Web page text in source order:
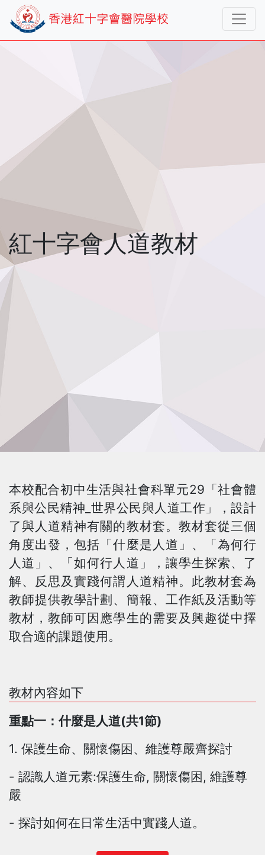
紅十字會人道教材
本校配合初中生活與社會科單元29「社會體
系與公民精神_世界公民與人道工作」，設計
了與人道精神有關的教材套。教材套從三個
角度出發，包括「什麼是人道」、「為何行
人道」、「如何行人道」，讓學生探索、了
解、反思及實踐何謂人道精神。此教材套為
教師提供教學計劃、簡報、工作紙及活動等
教材，教師可因應學生的需要及興趣從中擇
取合適的課題使用。
教材內容如下
重點一：什麼是人道(共1節)
1. 保護生命、關懷傷困、維護尊嚴齊探討
- 認識人道元素:保護生命, 關懷傷困, 維護尊
嚴
- 探討如何在日常生活中實踐人道。